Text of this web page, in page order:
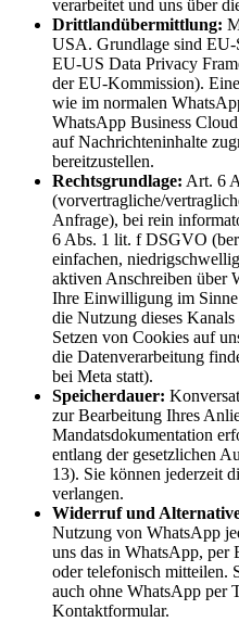
verarbeitet und uns über
Drittlandübermittlung:
USA. Grundlage sind EU-
EU-US Data Privacy
der EU-Kommission).
wie im normalen
WhatsApp Business
auf Nachrichteninhalte
bereitzustellen.
Rechtsgrundlage: Art. 6
(vorvertragliche/
Anfrage), bei rein
6 Abs. 1 lit. f DSGVO
einfachen,
aktiven Anschreiben über
Ihre Einwilligung im
die Nutzung dieses
Setzen von Cookies auf
die Datenverarbeitung
bei Meta statt).
Speicherdauer:
zur Bearbeitung Ihres
Mandatsdokumentation
entlang der gesetzlichen
13). Sie können jederzeit
verlangen.
Widerruf und
Nutzung von WhatsApp
uns das in WhatsApp, per
oder telefonisch mitteilen.
auch ohne WhatsApp per
Kontaktformular.